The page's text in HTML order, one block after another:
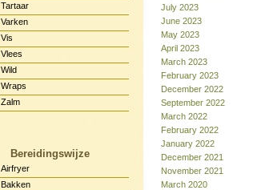
Tartaar
Varken
Vis
Vlees
Wild
Wraps
Zalm
Bereidingswijze
Airfryer
Bakken
July 2023
June 2023
May 2023
April 2023
March 2023
February 2023
December 2022
September 2022
March 2022
February 2022
January 2022
December 2021
November 2021
March 2020